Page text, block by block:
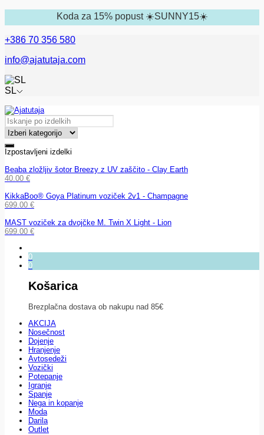
Koda za 15% popust ☀️SUNNY15☀️
+386 70 356 580
info@ajatutaja.com
SL
Izpostavljeni izdelki
Beaba zložljiv šotor Breezy z UV zaščito - Clay Earth
40.00 €
KikkaBoo® Goya Platinum voziček 2v1 - Champagne
699.00 €
MAST voziček za dvojčke M. Twin X Light - Lion
699.00 €
0
0
Košarica
Brezplačna dostava ob nakupu nad 85€
AKCIJA
Nosečnost
Dojenje
Hranjenje
Avtosedeži
Vozički
Potepanje
Igranje
Spanje
Nega in kopanje
Moda
Darila
Outlet